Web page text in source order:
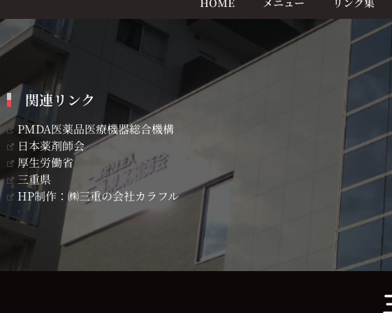
関連リンク
PMDA医薬品医療機器総合機構
日本薬剤師会
厚生労働省
三重県
HP制作：㈱三重の会社カラフル